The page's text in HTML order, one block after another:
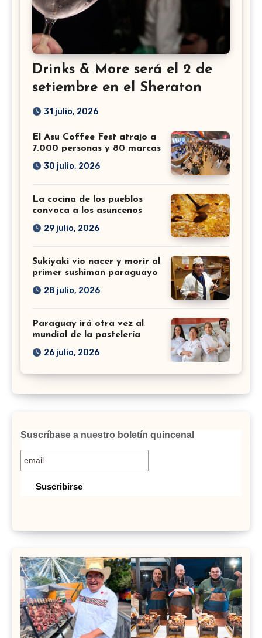
Drinks & More será el 2 de
setiembre en el Sheraton
31 julio, 2026
El Asu Coffee Fest atrajo a
7.000 personas y 80 marcas
30 julio, 2026
La cocina de los pueblos
convoca a los asuncenos
29 julio, 2026
Sukiyaki vio nacer y morir al
primer sushiman paraguayo
28 julio, 2026
Paraguay irá otra vez al
mundial de la pastelería
26 julio, 2026
Suscríbase a nuestro boletín quincenal